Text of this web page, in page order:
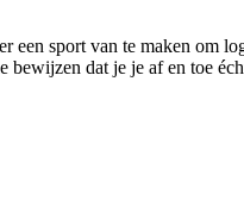
sport van te maken om
dat je je af en toe